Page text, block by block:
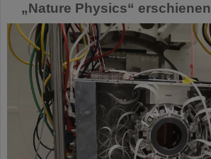
„Nature Physics“ erschienen